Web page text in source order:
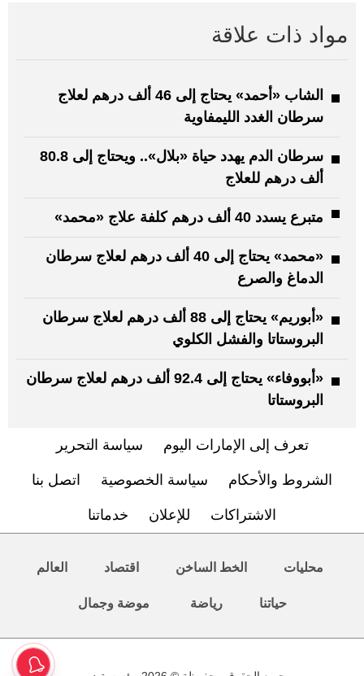
مواد ذات علاقة
الشاب «أحمد» يحتاج إلى 46 ألف درهم لعلاج
سرطان الغدد الليمفاوية
سرطان الدم يهدد حياة «بلال».. ويحتاج إلى 80.8
ألف درهم للعلاج
متبرع يسدد 40 ألف درهم كلفة علاج «محمد»
«محمد» يحتاج إلى 40 ألف درهم لعلاج سرطان
الدماغ والصرع
«أبوريم» يحتاج إلى 88 ألف درهم لعلاج سرطان
البروستاتا والفشل الكلوي
«أبووفاء» يحتاج إلى 92.4 ألف درهم لعلاج سرطان
البروستاتا
تعرف إلى الإمارات اليوم سياسة التحرير
الشروط والأحكام سياسة الخصوصية اتصل بنا
الاشتراكات للإعلان خدماتنا
محليات الخط الساخن اقتصاد العالم
حياتنا رياضة موضة وجمال